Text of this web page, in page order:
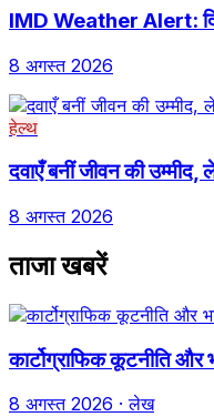
IMD Weather Alert:
8 अगस्त 2026
हेल्थ
दवाएँ बनीं जीवन की उम्मीद,
8 अगस्त 2026
ताजा खबरें
कार्टोग्राफिक कूटनीति
8 अगस्त 2026 · लेख